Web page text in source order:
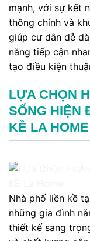
mạnh, với sự kết
thông chính và
giúp cư dân dễ
năng tiếp cận
tạo điều kiện
LỰA CHỌN
SỐNG HIỆN
KỀ LA HOME
Nhà phố liền kề
những gia đình
thiết kế sang